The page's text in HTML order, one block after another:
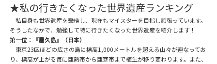
★私の行きたくなった世界遺産ランキング
私自身も世界遺産を受検し、現在もマイスターを目指し頑張っています。
そうしたなかで、勉強して特に行きたくなった世界遺産を紹介します！
第一位：『屋久島』（日本）
東京23区ほどの広さの島に標高1,000メートルを超える山々が連なってお
り、標高が上がる毎に亜熱帯から亜寒帯まで植生が移り変わります。また、